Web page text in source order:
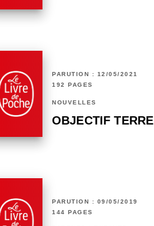
PARUTION : 12/05/2021
192 PAGES
NOUVELLES
OBJECTIF TERRE
PARUTION : 09/05/2019
144 PAGES